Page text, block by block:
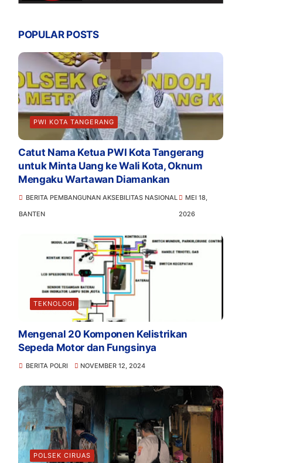
POPULAR POSTS
PWI KOTA TANGERANG
Catut Nama Ketua PWI Kota Tangerang
untuk Minta Uang ke Wali Kota, Oknum
Mengaku Wartawan Diamankan
BERITA PEMBANGUNAN AKSEBILITAS NASIONAL
BANTEN
MEI 18,
2026
TEKNOLOGI
Mengenal 20 Komponen Kelistrikan
Sepeda Motor dan Fungsinya
BERITA POLRI NOVEMBER 12, 2024
POLSEK CIRUAS